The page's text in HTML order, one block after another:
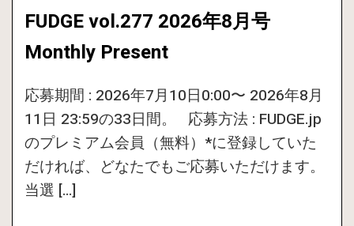
FUDGE vol.277 2026年8月号
Monthly Present
応募期間 : 2026年7月10日0:00〜 2026年8月
11日 23:59の33日間。 応募方法 : FUDGE.jp
のプレミアム会員（無料）*に登録していた
だければ、どなたでもご応募いただけます。
当選 […]